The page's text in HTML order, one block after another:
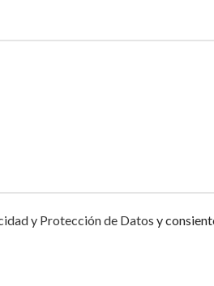
y Protección de Datos y